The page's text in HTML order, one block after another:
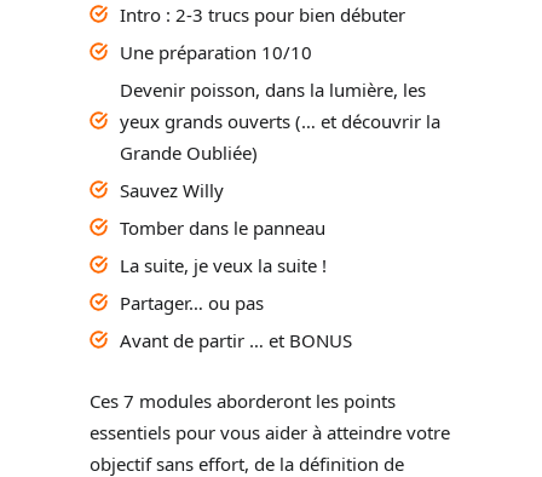
Intro : 2-3 trucs pour bien débuter
Une préparation 10/10
Devenir poisson, dans la lumière, les
yeux grands ouverts (… et découvrir la
Grande Oubliée)
Sauvez Willy
Tomber dans le panneau
La suite, je veux la suite !
Partager… ou pas
Avant de partir … et BONUS
Ces 7 modules aborderont les points
essentiels pour vous aider à atteindre votre
objectif sans effort, de la définition de